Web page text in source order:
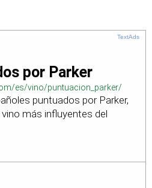
TextAds
por Parker
es/vino/puntuacion_parker/
puntuados por Parker,
más influyentes del